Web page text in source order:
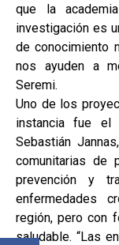
que la
investigación es
de conocimiento
nos ayuden a
Seremi.
Uno de los
instancia fue el
Sebastián
comunitarias de
prevención y
enfermedades
región, pero con
saludable. “Las